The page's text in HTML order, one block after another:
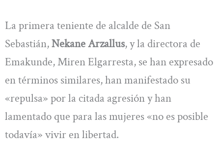
La primera teniente de alcalde de San
Sebastián,Nekane Arzallus, y la directora de
Emakunde, Miren Elgarresta, se han expresado
en términos similares, han manifestado su
«repulsa» por la citada agresión y han
lamentado que para las mujeres «no es posible
todavía» vivir en libertad.